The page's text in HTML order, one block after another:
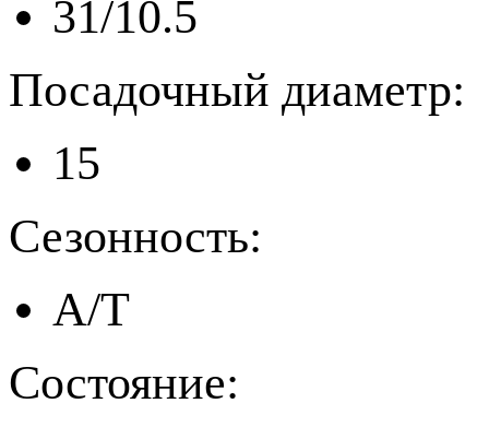
31/10.5
Посадочный диаметр:
15
Сезонность:
A/T
Состояние: